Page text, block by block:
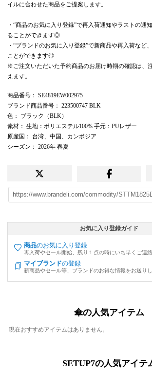
イルに合わせた商品をご提案します。
・“商品のお気に入り登録”で再入荷通知やラストの通
ることができます◎
・“ブランドのお気に入り登録”で新商品や再入荷など
ことができます◎
※ご注文いただいた予約商品のお届け時期の確認は、
えます。
商品番号 ： SE4819EW002975
ブランド商品番号 ： 223500747 BLK
色 ： ブラック（BLK）
素材 ： 生地：ポリエステル100% 手元：PUレザー
原産国 ： 台湾、中国、カンボジア
シーズン ： 2026年 春夏
お気に入り登録ガイド
商品のお気に入り登録
再入荷やセール開始、残り１点の時にいち早くご連
マイブランドの登録
新商品やセール等、ブランドのお得な情報をお送り
傘の人気アイテム
現在おすすめアイテムはありません。
SETUP7の人気アイテ